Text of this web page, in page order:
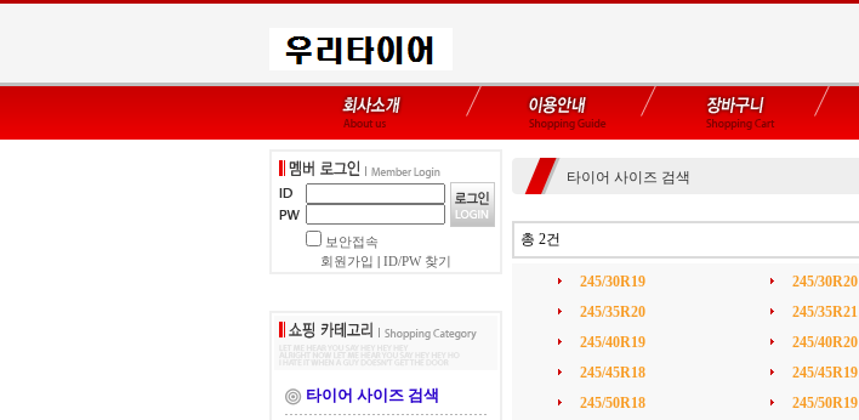
보안접속
회원가입
ID/PW 찾기
타이어 사이즈 검색
타이어 사이즈 검색
총 2건
245/30R19 245/30R20
245/35R20
245/35R21
245/40R19
245/40R20
245/45R18
245/45R19
245/50R18
245/50R19